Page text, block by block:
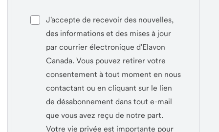
J'accepte de recevoir des nouvelles,
des informations et des mises à jour
par courrier électronique d'Elavon
Canada. Vous pouvez retirer votre
consentement à tout moment en nous
contactant ou en cliquant sur le lien
de désabonnement dans tout e-mail
que vous avez reçu de notre part.
Votre vie privée est importante pour